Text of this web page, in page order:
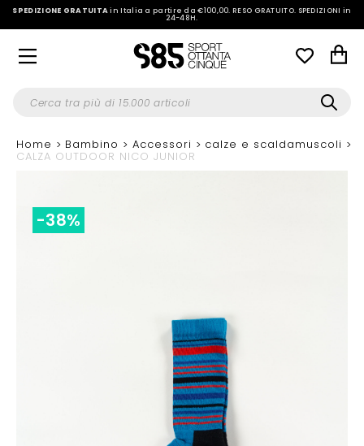
SPEDIZIONE GRATUITAin Italia a partire da €100,00.RESO GRATUITO. SPEDIZIONI in
24-48H.
Home Bambino Accessori calze e scaldamuscoli
CALZA OUTDOOR NICO JUNIOR
-38%